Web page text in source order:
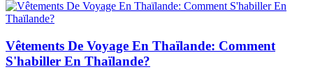
Vêtements De Voyage En Thaïlande: Comment
S'habiller En Thaïlande?